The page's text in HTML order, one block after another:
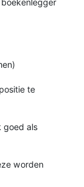
te
goed als
worden